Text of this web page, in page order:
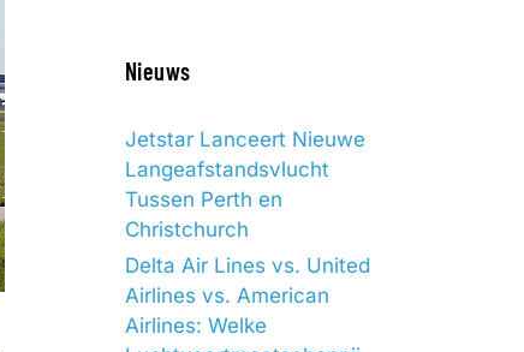
Nieuws
Jetstar Lanceert Nieuwe
Langeafstandsvlucht
Tussen Perth en
Christchurch
Delta Air Lines vs. United
Airlines vs. American
Airlines: Welke